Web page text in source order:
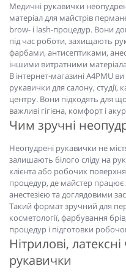
Медичні рукавички
матеріал для майстрів
brow- і lash-процедур. Вони
під час роботи, захищають
фарбами, антисептиками,
іншими витратними
В інтернет-магазині A4PMU
рукавички для салону,
центру. Вони підходять для
важливі гігієна, комфорт і
Чим зручні
Неопудрені рукавички не
залишають білого сліду на
клієнта або робочих
процедур, де майстер
анестезією та доглядовими
Такий формат зручний для
косметології, фарбування
процедур і підготовки
Нітрилові,
рукавички